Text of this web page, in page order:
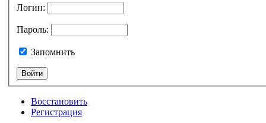
Логин:
Пароль:
Запомнить
Восстановить
Регистрация